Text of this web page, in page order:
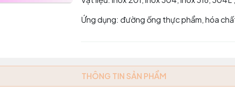
Ứng dụng: đường ống thực phẩm, hóa
THÔNG TIN SẢN PHẨM